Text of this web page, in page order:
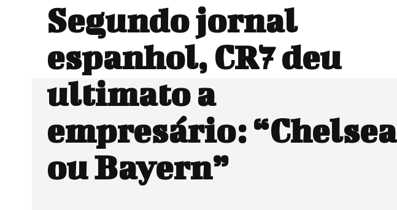
Segundo jornal
espanhol, CR7 deu
ultimato a
empresário: “Chelsea
ou Bayern”